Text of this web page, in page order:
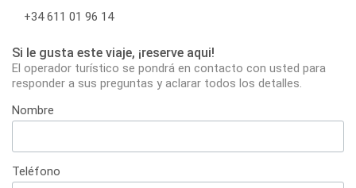
+34 611 01 96 14
Si le gusta este viaje, ¡reserve aqui!
El operador turístico se pondrá en contacto con usted para
responder a sus preguntas y aclarar todos los detalles.
Nombre
Teléfono